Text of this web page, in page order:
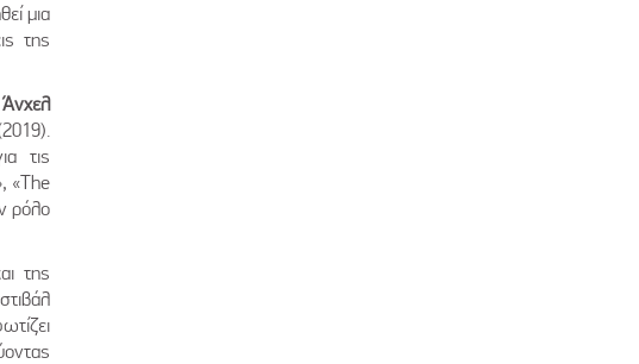
μια
της
τις
«The
ρόλο
της